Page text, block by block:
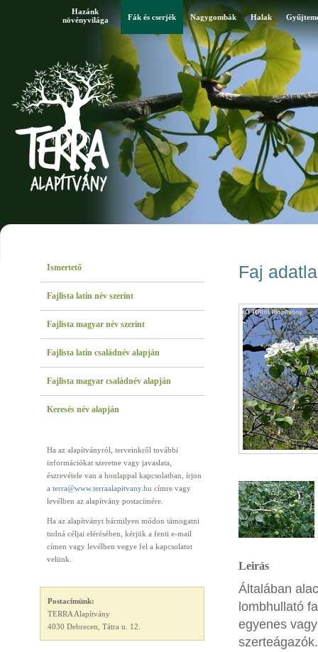
Hazánk
növényvilága
Fák és cserjék Nagygombák Halak
Ismertető
Fajlista latin név szerint
Fajlista magyar név szerint
Fajlista latin családnév alapján
Fajlista magyar családnév alapján
Keresés név alapján
Ha az alapítványról, terveinkről további
információkat szeretne vagy javaslata,
észrevétele van a honlappal kapcsolatban, írjon
a terra@www.terraalapitvany.hu címre vagy
levélben az alapítvány postacímére.
Ha az alapítványt bármilyen módon támogatni
tudná céljai elérésében, kérjük a fenti e-mail
címen vagy levélben vegye fel a kapcsolatot
velünk.
Postacímünk:
TERRA Alapítvány
4030 Debrecen, Tátra u. 12.
Faj
Leirás
Általában
lombhullató
egyenes